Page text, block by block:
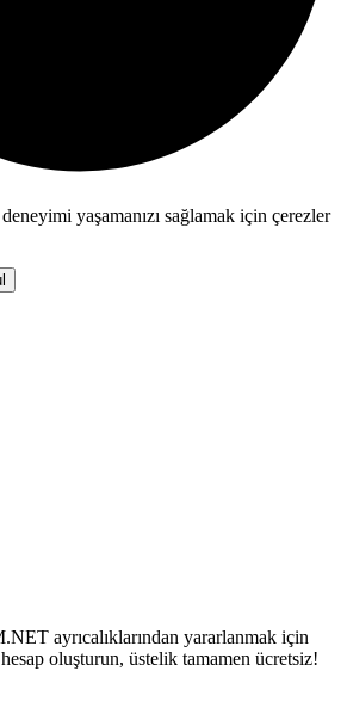
yaşamanızı sağlamak için çerezler
ayrıcalıklarından yararlanmak için
oluşturun, üstelik tamamen ücretsiz!